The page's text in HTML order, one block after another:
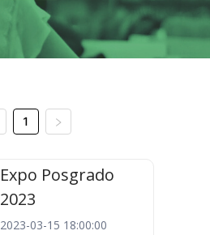
1
Expo Posgrado
2023
2023-03-15 18:00:00